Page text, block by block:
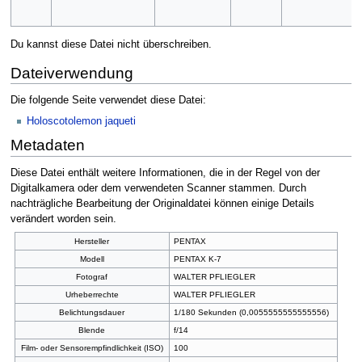
Du kannst diese Datei nicht überschreiben.
Dateiverwendung
Die folgende Seite verwendet diese Datei:
Holoscotolemon jaqueti
Metadaten
Diese Datei enthält weitere Informationen, die in der Regel von der
Digitalkamera oder dem verwendeten Scanner stammen. Durch
nachträgliche Bearbeitung der Originaldatei können einige Details
verändert worden sein.
Hersteller
PENTAX
Modell
PENTAX K-7
Fotograf
WALTER PFLIEGLER
Urheberrechte
WALTER PFLIEGLER
Belichtungsdauer
1/180 Sekunden (0,0055555555555556)
Blende
f/14
Film- oder Sensorempfindlichkeit (ISO)
100